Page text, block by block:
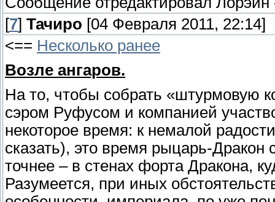
[7] Тачиро [04 Февраля 2011, 22:14]
<== Несколько ранее
Возле ангаров.
На то, чтобы собрать «штурмовую
сэром Руфусом и компанией
некоторое время: к немалой
сказать), это время рыцарь-Дракон
точнее – в стенах форта Дракона,
Разумеется, при иных